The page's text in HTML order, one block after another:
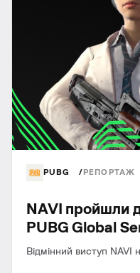
PUBG РЕПОРТАЖ
NAVI пройшли
PUBG Global
Відмінний виступ NAVI